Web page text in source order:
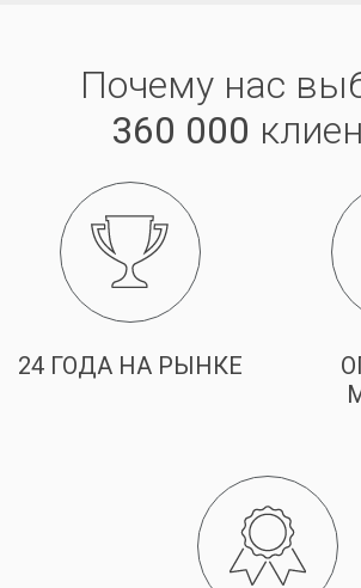
Почему нас
360 000
24 ГОДА НА РЫНКЕ